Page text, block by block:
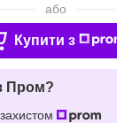
або
Купити з
Пром?